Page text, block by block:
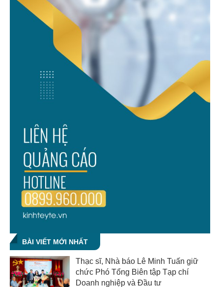
BÀI VIẾT MỚI NHẤT
Thạc sĩ, Nhà báo Lê Minh Tuấn giữ
chức Phó Tổng Biên tập Tạp chí
Doanh nghiệp và Đầu tư